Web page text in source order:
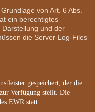
von Art. 6 Abs.
ein berechtigtes
und der
die Server-Log-Files
gespeichert, der die
Verfügung stellt. Die
EWR statt.